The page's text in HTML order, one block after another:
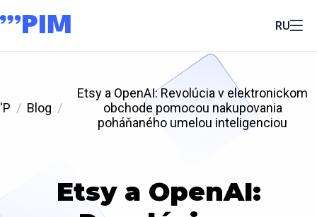
RU
'P Blog
Etsy a OpenAI: Revolúcia v elektronickom
obchode pomocou nakupovania
poháňaného umelou inteligenciou
Etsy a OpenAI: